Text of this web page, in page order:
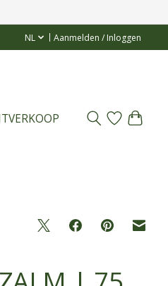
NL Aanmelden / Inloggen